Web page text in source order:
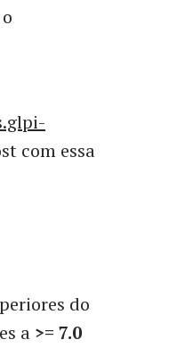
com essa
do
a >= 7.0